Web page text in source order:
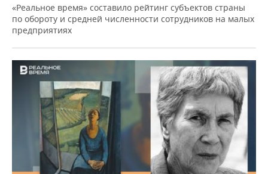
«Реальное время» составило рейтинг субъектов страны
по обороту и средней численности сотрудников на малых
предприятиях